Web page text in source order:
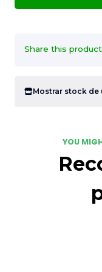
Share this product
Mostrar stock
YOU